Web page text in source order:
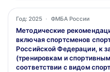
Год: 2025 · ФМБА России
Методические
включая спортсменов
Российской Федерации, к
(тренировкам и
соответствии с видом